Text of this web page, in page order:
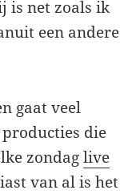
is net zoals ik
een andere
gaat veel
die
zondaglive
van al is het